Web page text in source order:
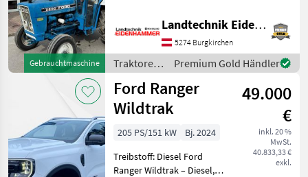
Gebrauchtmaschine
Höchstgeschwindigkeit in
km/h: 25 km/h,
Fahrzeugpapiere
vorhanden Ford 2600
Hinterrad - in serienmäßiger
Landtechnik Eidenhammer GmbH
5274 Burgkirchen
Traktoren
/ Ford
Premium Gold Händler
Ford Ranger
Wildtrak
49.000
€
inkl. 20 %
MwSt.
40.833,33 €
exkl.
205 PS/151 kW
Bj. 2024
Treibstoff: Diesel Ford
Ranger Wildtrak – Diesel,